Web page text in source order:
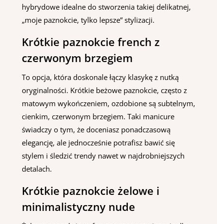
hybrydowe idealne do stworzenia takiej delikatnej,
„moje paznokcie, tylko lepsze” stylizacji.
Krótkie paznokcie french z
czerwonym brzegiem
To opcja, która doskonale łączy klasykę z nutką
oryginalności. Krótkie beżowe paznokcie, często z
matowym wykończeniem, ozdobione są subtelnym,
cienkim, czerwonym brzegiem. Taki manicure
świadczy o tym, że doceniasz ponadczasową
elegancję, ale jednocześnie potrafisz bawić się
stylem i śledzić trendy nawet w najdrobniejszych
detalach.
Krótkie paznokcie żelowe i
minimalistyczny nude